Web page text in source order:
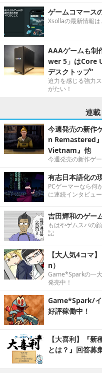
ゲームコマース
Xsollaの最新情報は
AAAゲームも制
wer 5」はCore
デスクトップ”
迫力を感じる強力
がたい！
連
今週発売の新作
n Remastered
Vietnam』他
今週発売の新作ゲー
有志日本語化の
PCゲーマーなら何
に連続インタビュー
吉田輝和のゲー
もはやゲムスパの
記
【大人気4コマ
n）
Game*Sparkの一
発売中！
Game*Spark/イ
好評稼働中！
【大喜利】『新
とは？』回答募